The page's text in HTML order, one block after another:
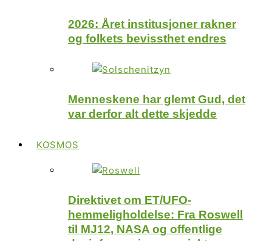
2026: Året institusjoner rakner
og folkets bevissthet endres
Menneskene har glemt Gud, det
var derfor alt dette skjedde
KOSMOS
Direktivet om ET/UFO-
hemmeligholdelse: Fra Roswell
til MJ12, NASA og offentlige